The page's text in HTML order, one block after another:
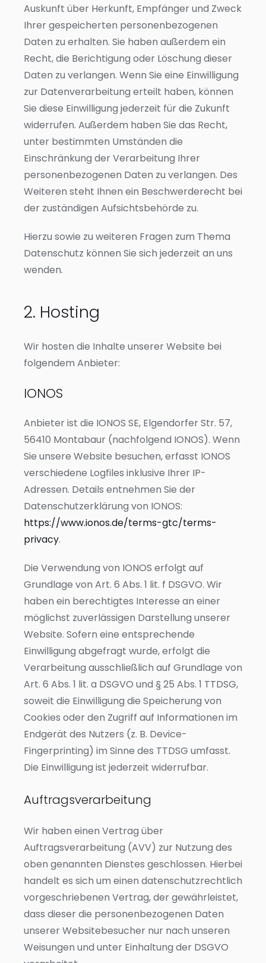
Auskunft über Herkunft, Empfänger und Zweck
Ihrer gespeicherten personenbezogenen
Daten zu erhalten. Sie haben außerdem ein
Recht, die Berichtigung oder Löschung dieser
Daten zu verlangen. Wenn Sie eine Einwilligung
zur Datenverarbeitung erteilt haben, können
Sie diese Einwilligung jederzeit für die Zukunft
widerrufen. Außerdem haben Sie das Recht,
unter bestimmten Umständen die
Einschränkung der Verarbeitung Ihrer
personenbezogenen Daten zu verlangen. Des
Weiteren steht Ihnen ein Beschwerderecht bei
der zuständigen Aufsichtsbehörde zu.
Hierzu sowie zu weiteren Fragen zum Thema
Datenschutz können Sie sich jederzeit an uns
wenden.
2. Hosting
Wir hosten die Inhalte unserer Website bei
folgendem Anbieter:
IONOS
Anbieter ist die IONOS SE, Elgendorfer Str. 57,
56410 Montabaur (nachfolgend IONOS). Wenn
Sie unsere Website besuchen, erfasst IONOS
verschiedene Logfiles inklusive Ihrer IP-
Adressen. Details entnehmen Sie der
Datenschutzerklärung von IONOS:
https://www.ionos.de/terms-gtc/terms-
privacy.
Die Verwendung von IONOS erfolgt auf
Grundlage von Art. 6 Abs. 1 lit. f DSGVO. Wir
haben ein berechtigtes Interesse an einer
möglichst zuverlässigen Darstellung unserer
Website. Sofern eine entsprechende
Einwilligung abgefragt wurde, erfolgt die
Verarbeitung ausschließlich auf Grundlage von
Art. 6 Abs. 1 lit. a DSGVO und § 25 Abs. 1 TTDSG,
soweit die Einwilligung die Speicherung von
Cookies oder den Zugriff auf Informationen im
Endgerät des Nutzers (z. B. Device-
Fingerprinting) im Sinne des TTDSG umfasst.
Die Einwilligung ist jederzeit widerrufbar.
Auftragsverarbeitung
Wir haben einen Vertrag über
Auftragsverarbeitung (AVV) zur Nutzung des
oben genannten Dienstes geschlossen. Hierbei
handelt es sich um einen datenschutzrechtlich
vorgeschriebenen Vertrag, der gewährleistet,
dass dieser die personenbezogenen Daten
unserer Websitebesucher nur nach unseren
Weisungen und unter Einhaltung der DSGVO